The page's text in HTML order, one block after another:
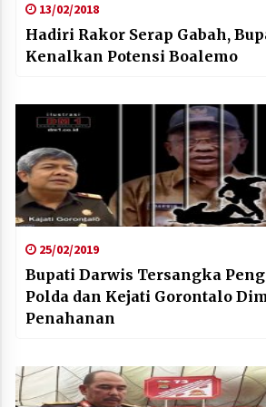
13/02/2018
Hadiri Rakor Serap Gabah,
Kenalkan Potensi Boalemo
25/02/2019
Bupati Darwis Tersangka
Polda dan Kejati Gorontalo
Penahanan